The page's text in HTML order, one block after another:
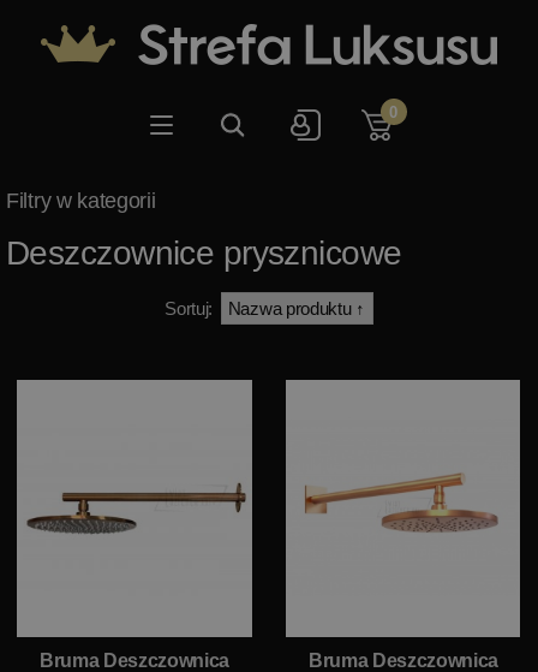
0
Deszczownice prysznicowe
Sortuj:
Bruma Deszczownica
Bruma Deszczownica